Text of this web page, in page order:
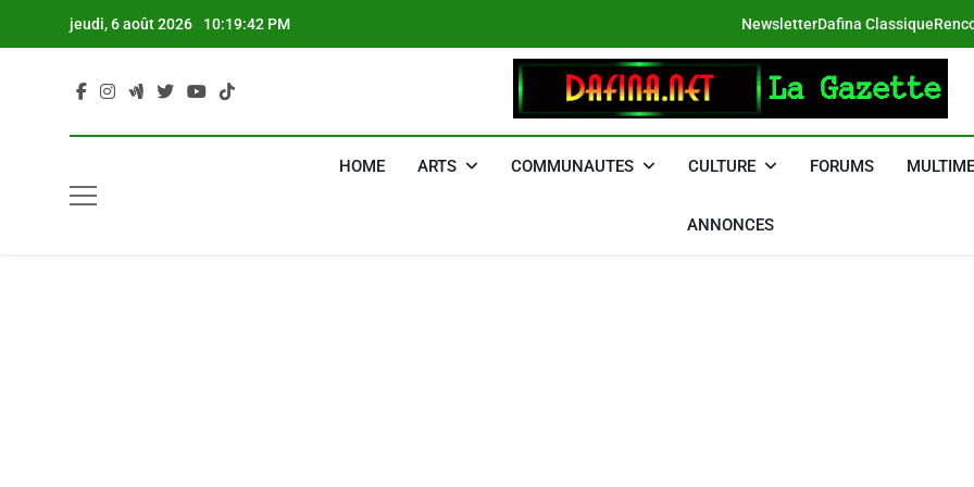
jeudi, 6 août 2026 10:19:43 PM NewsletterDafina Classique
DAFINA
HOME ARTS COMMUNAUTES CULTURE FORUMS
ANNONCES